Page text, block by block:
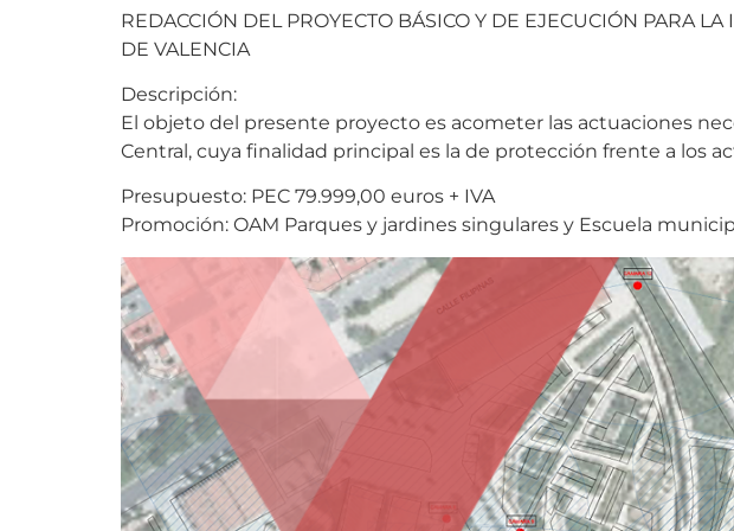
REDACCIÓN DEL PROYECTO BÁSICO Y DE EJECUCIÓN PARA
DE VALENCIA
Descripción:
El objeto del presente proyecto es acometer las actuaciones
Central, cuya finalidad principal es la de protección frente a los
Presupuesto: PEC 79.999,00 euros + IVA
Promoción: OAM Parques y jardines singulares y Escuela